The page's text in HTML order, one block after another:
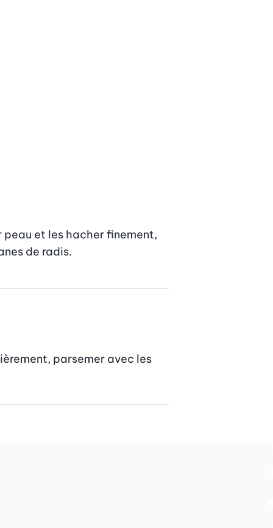
peau et les hacher finement,
de radis.
parsemer avec les